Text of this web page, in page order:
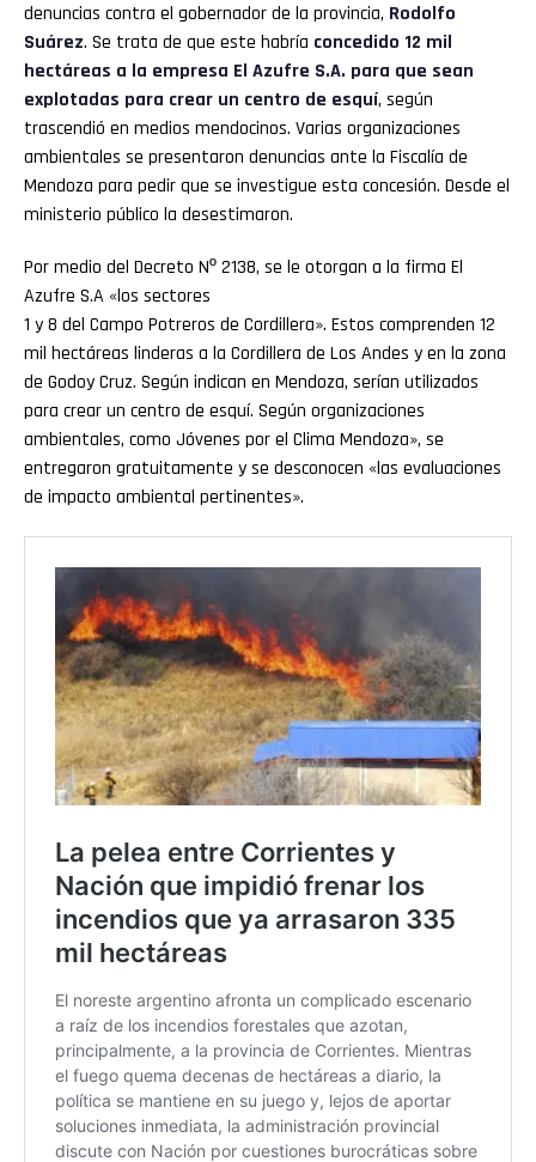
denuncias contra el gobernador de la provincia, Rodolfo
Suárez. Se trata de que este habría concedido 12 mil
hectáreas a la empresa El Azufre S.A. para que sean
explotadas para crear un centro de esquí, según
trascendió en medios mendocinos. Varias organizaciones
ambientales se presentaron denuncias ante la Fiscalía de
Mendoza para pedir que se investigue esta concesión. Desde el
ministerio público la desestimaron.
Por medio del Decreto Nº 2138, se le otorgan a la firma El
Azufre S.A «los sectores
1 y 8 del Campo Potreros de Cordillera». Estos comprenden 12
mil hectáreas linderas a la Cordillera de Los Andes y en la zona
de Godoy Cruz. Según indican en Mendoza, serían utilizados
para crear un centro de esquí. Según organizaciones
ambientales, como Jóvenes por el Clima Mendoza», se
entregaron gratuitamente y se desconocen «las evaluaciones
de impacto ambiental pertinentes».